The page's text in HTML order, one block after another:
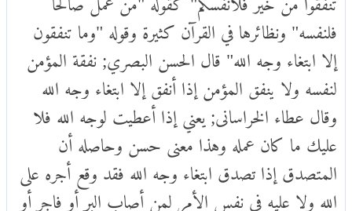
فلنفسه" ونظائرها في القرآن كثيرة وقوله "وما تنفقون
إلا ابتغاء وجه الله" قال الحسن البصري; نفقة المؤمن
لنفسه ولا ينفق المؤمن إذا أنفق إلا ابتغاء وجه الله
وقال عطاء الخراسانى; يعني إذا أعطيت لوجه الله فلا
عليك ما كان عمله وهذا معنى حسن وحاصله أن
المتصدق إذا تصدق ابتغاء وجه الله فقد وقع أجره على
الله ولا عليه في نفس الأمر لمن أصاب البر أو فاجر أو